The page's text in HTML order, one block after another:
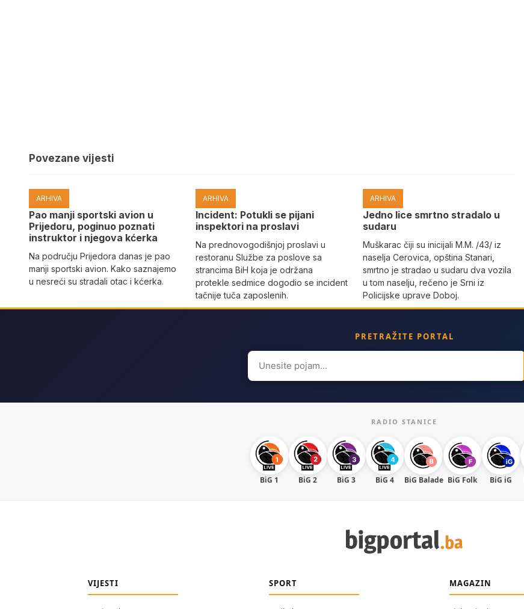
Povezane vijesti
ARHIVA
Pao manji sportski avion u
Prijedoru, poginuo poznati
instruktor i njegova kćerka
Na području Prijedora danas je pao
manji sportski avion. Kako saznajemo
u nesreći su stradali otac i kćerka.
ARHIVA
Incident: Potukli se pijani
inspektori na proslavi
Na prednovogodišnjoj proslavi u
restoranu Službe za poslove sa
strancima BiH koja je održana
protekle sedmice dogodio se incident
tačnije tuča zaposlenih.
ARHIVA
Јedno lice smrtno stradalo u
sudaru
Muškarac čiji su inicijali M.M. /43/ iz
naselja Cerovica, opština Stanari,
smrtno je stradao u sudaru dva vozila
u tom naselju, rečeno je Srni iz
Policijske uprave Doboj.
PRETRAŽITE PORTAL
Search
for:
RADIO STANICE
BiG 1 BiG 2 BiG 3 BiG 4 BiG Balade BiG Folk BiG iG
VIJESTI SPORT MAGAZIN